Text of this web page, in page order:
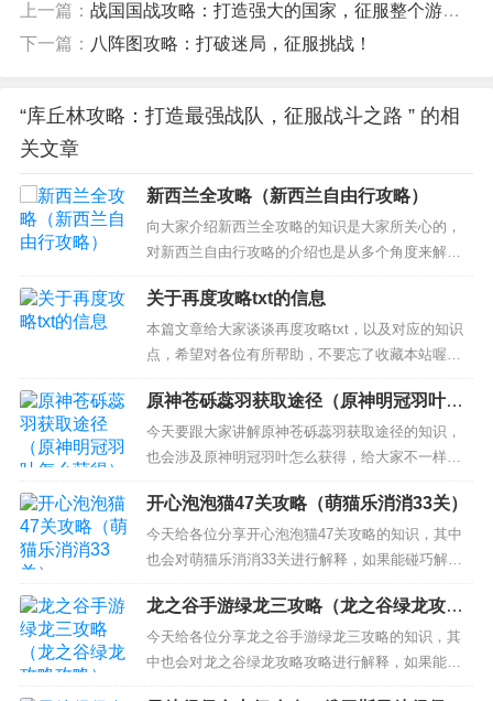
上一篇： 战国国战攻略：打造强大的国家，征服整个游戏世界
下一篇： 八阵图攻略：打破迷局，征服挑战！
“库丘林攻略：打造最强战队，征服战斗之路 ” 的相
关文章
新西兰全攻略（新西兰自由行攻略）
向大家介绍新西兰全攻略的知识是大家所关心的，
对新西兰自由行攻略的介绍也是从多个角度来解
答，希望可以让大家解决现在的问题！ 本文目录一
览： 1、请大家推荐7-10天的新西兰自由行攻略 2、
新西兰留学移民一年制硕士全攻略，你准备好了吗
3、新西兰可以自由行吗，有什么攻略？ 4、去新西
兰旅游，...
关于再度攻略txt的信息
本篇文章给大家谈谈再度攻略txt，以及对应的知识
点，希望对各位有所帮助，不要忘了收藏本站喔。
本文目录一览： 1、《[综主花滑]再度攻略》txt下载
在线阅读全文，求百度网盘云资源 2、《[综]再度攻
略》txt下载在线阅读全文，求百度网盘云资源 3、
有那些好看的女主网游小说？(已完结的) 《...
原神苍砾蕊羽获取途径（原神明冠羽叶怎
么获得）
今天要跟大家讲解原神苍砾蕊羽获取途径的知识，
也会涉及原神明冠羽叶怎么获得，给大家不一样的
解决方案！ 本文目录一览： 1、原神沙虫隧道在哪
里 2、原神风蚀沙虫多久刷新 3、原神最好的圣遗物
4、原神北陆长柄武器原胚怎么搞 原神沙虫隧道在哪
里 原神沙虫隧道在沙漠里。根据查询相关公开信息
显示...
开心泡泡猫47关攻略（萌猫乐消消33关）
今天给各位分享开心泡泡猫47关攻略的知识，其中
也会对萌猫乐消消33关进行解释，如果能碰巧解决
你现在面临的问题，别忘了关注本站，现在开始
吧！ 本文目录一览： 1、开心泡泡猫102关怎么
过？，泡泡上有锁孔的泡泡怎么打掉？ 2、QQ空间
应用游戏开心泡泡猫 3、开心泡泡猫第66关怎么过
4、开心...
龙之谷手游绿龙三攻略（龙之谷绿龙攻略
攻略）
今天给各位分享龙之谷手游绿龙三攻略的知识，其
中也会对龙之谷绿龙攻略攻略进行解释，如果能碰
巧解决你现在面临的问题，别忘了关注本站，现在